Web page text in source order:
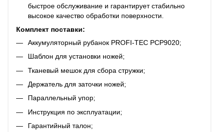
быстрое обслуживание и гарантирует стабильно
высокое качество обработки поверхности.
Комплект поставки:
Аккумуляторный рубанок PROFI-TEC PCP9020;
Шаблон для установки ножей;
Тканевый мешок для сбора стружки;
Держатель для заточки ножей;
Параллельный упор;
Инструкция по эксплуатации;
Гарантийный талон;